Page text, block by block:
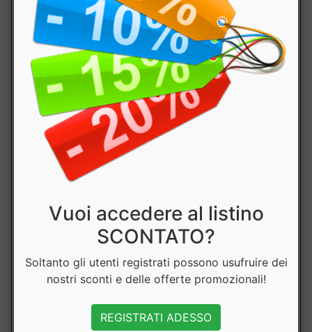
latte in volume variabile fino ad ottenere la
densità preferita. Peso netto 1 Kg.
Tabella Nutrizionale:
Componente 100 Gr.
dose
(busta
Grassi 6.59g
di cui saturi 2.12g
1.35g
Vuoi accedere al listino
SCONTATO?
Soltanto gli utenti registrati possono usufruire dei
nostri sconti e delle offerte promozionali!
REGISTRATI ADESSO